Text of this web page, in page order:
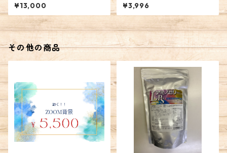
調味料セット
¥13,000
ストラバージンオリーブオイ
ル）500ml
¥3,996
その他の商品